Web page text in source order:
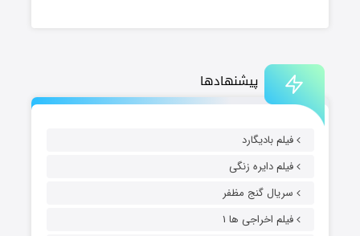
پیشنهادها
فیلم بادیگارد
فیلم دایره زنگی
سریال گنج مظفر
فیلم اخراجی ها ۱